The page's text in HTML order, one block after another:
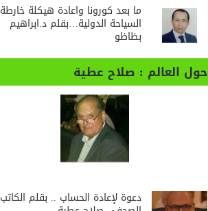
ما بعد كورونا واعادة هيكلة خارطة
السياحة الدولية…بقلم د.ابراهيم
بظاظو
حول العالم : صلاح عطية
دعوة لإعادة الحساب .. بقلم الكاتب